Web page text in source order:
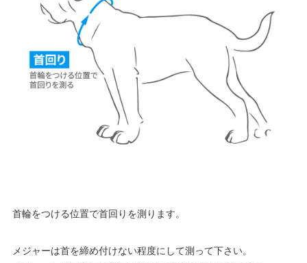
首輪をつける位置で首回りを測ります。
メジャーは首を締め付けない程度にして測って下さい。